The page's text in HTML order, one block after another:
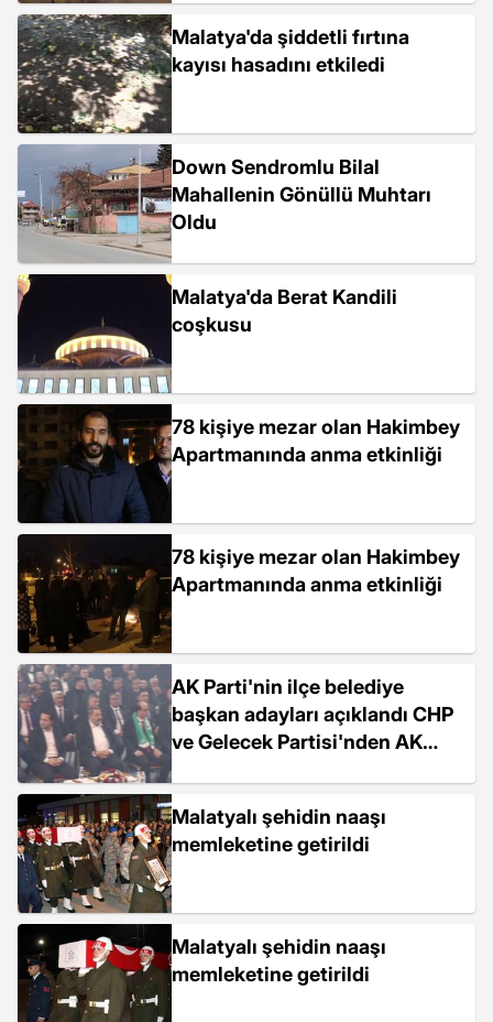
Malatya'da şiddetli fırtına
kayısı hasadını etkiledi
Down Sendromlu Bilal
Mahallenin Gönüllü Muhtarı
Oldu
Malatya'da Berat Kandili
coşkusu
78 kişiye mezar olan Hakimbey
Apartmanında anma etkinliği
78 kişiye mezar olan Hakimbey
Apartmanında anma etkinliği
AK Parti'nin ilçe belediye
başkan adayları açıklandı CHP
ve Gelecek Partisi'nden AK
Malatyalı şehidin naaşı
memleketine getirildi
Malatyalı şehidin naaşı
memleketine getirildi